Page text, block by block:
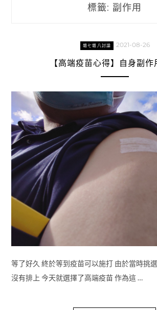
標籤: 副作用
雜七雜八討論 2021-08-26
【高端疫苗心得】自身副作
等了好久 終於等到疫苗可以施打 由於當時挑
沒有排上 今天就選擇了高端疫苗 作為這 …